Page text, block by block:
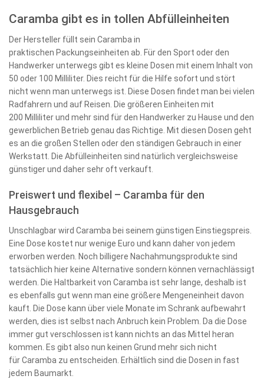
Caramba gibt es in tollen Abfülleinheiten
Der Hersteller füllt sein Caramba in
praktischen Packungseinheiten ab. Für den Sport oder den
Handwerker unterwegs gibt es kleine Dosen mit einem Inhalt von
50 oder 100 Milliliter. Dies reicht für die Hilfe sofort und stört
nicht wenn man unterwegs ist. Diese Dosen findet man bei vielen
Radfahrern und auf Reisen. Die größeren Einheiten mit
200 Milliliter und mehr sind für den Handwerker zu Hause und den
gewerblichen Betrieb genau das Richtige. Mit diesen Dosen geht
es an die großen Stellen oder den ständigen Gebrauch in einer
Werkstatt. Die Abfülleinheiten sind natürlich vergleichsweise
günstiger und daher sehr oft verkauft.
Preiswert und flexibel – Caramba für den
Hausgebrauch
Unschlagbar wird Caramba bei seinem günstigen Einstiegspreis.
Eine Dose kostet nur wenige Euro und kann daher von jedem
erworben werden. Noch billigere Nachahmungsprodukte sind
tatsächlich hier keine Alternative sondern können vernachlässigt
werden. Die Haltbarkeit von Caramba ist sehr lange, deshalb ist
es ebenfalls gut wenn man eine größere Mengeneinheit davon
kauft. Die Dose kann über viele Monate im Schrank aufbewahrt
werden, dies ist selbst nach Anbruch kein Problem. Da die Dose
immer gut verschlossen ist kann nichts an das Mittel heran
kommen. Es gibt also nun keinen Grund mehr sich nicht
für Caramba zu entscheiden. Erhältlich sind die Dosen in fast
jedem Baumarkt.